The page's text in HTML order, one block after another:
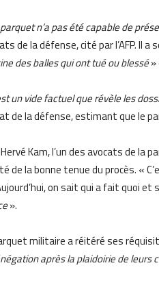
n’a pas été capable de
de la défense, cité par l’AFP. Il a
des balles qui ont tué ou blessé
un vide factuel que révèle les
de la défense, estimant que le
Kam, l’un des avocats de la
de la bonne tenue du procès. «
on sait qui a fait quoi
».
militaire a réitéré ses
après la plaidoirie de leurs